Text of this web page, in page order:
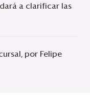
a clarificar las
por Felipe